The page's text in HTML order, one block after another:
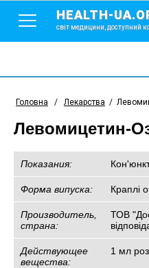
HEALTH-
світ медицини, доступний
Головна / Лекарства /
Левомицетин-
Показания:
Форма випуска: Краплі
Производитель,
страна:
ТОВ
Действующее
вещества:
1 мл